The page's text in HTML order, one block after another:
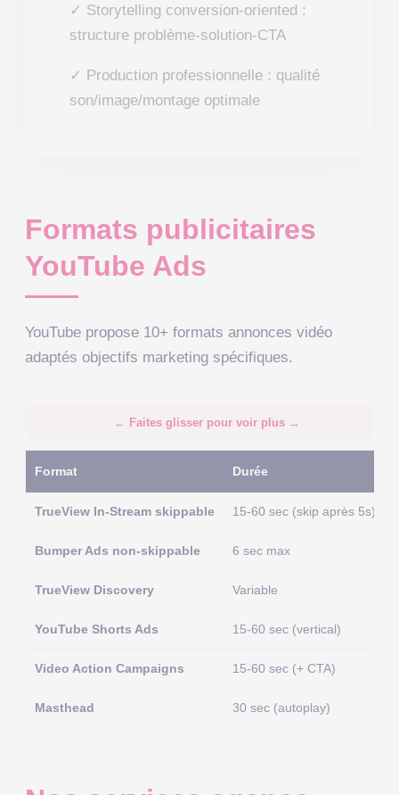
✓ Storytelling conversion-oriented :
structure problème-solution-CTA
✓ Production professionnelle : qualité
son/image/montage optimale
Formats publicitaires
YouTube Ads
YouTube propose 10+ formats annonces vidéo
adaptés objectifs marketing spécifiques.
Format Durée
TrueView In-Stream skippable 15-60 sec (skip après 5s)
Bumper Ads non-skippable 6 sec max
TrueView Discovery Variable
YouTube Shorts Ads 15-60 sec (vertical)
Video Action Campaigns 15-60 sec (+ CTA)
Masthead 30 sec (autoplay)